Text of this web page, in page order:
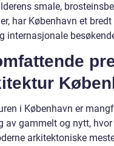
smale,
har København et
internasjonale
i København er
av gammelt og nytt,
arkitektoniske